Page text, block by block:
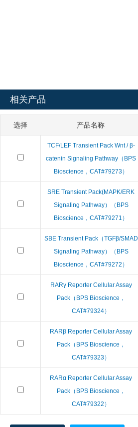
相关产品
选择 产品名称
TCF/LEF Transient Pack Wnt / β-
catenin Signaling Pathway（BPS
Bioscience，CAT#79273）
SRE Transient Pack(MAPK/ERK
Signaling Pathway）（BPS
Bioscience，CAT#79271）
SBE Transient Pack（TGFβ/SMAD
Signaling Pathway）（BPS
Bioscience，CAT#79272）
RARγ Reporter Cellular Assay
Pack（BPS Bioscience，
CAT#79324）
RARβ Reporter Cellular Assay
Pack（BPS Bioscience，
CAT#79323）
RARα Reporter Cellular Assay
Pack（BPS Bioscience，
CAT#79322）